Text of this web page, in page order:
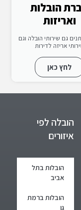
הובלות
ואריזות
גם שירותי הובלה וגם
אריזה לדירות
לחץ כאן
הובלה לפי
איזורים
הובלות בתל
אביב
הובלות ברמת
גן